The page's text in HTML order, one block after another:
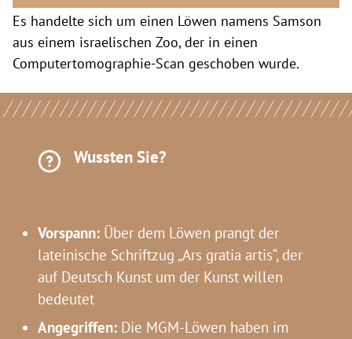
Es handelte sich um einen Löwen namens Samson
aus einem israelischen Zoo, der in einen
Computertomographie-Scan geschoben wurde.
Wussten Sie?
Vorspann: Über dem Löwen prangt der
lateinische Schriftzug „Ars gratia artis“, der
auf Deutsch Kunst um der Kunst willen
bedeutet
Angegriffen: Die MGM-Löwen haben im